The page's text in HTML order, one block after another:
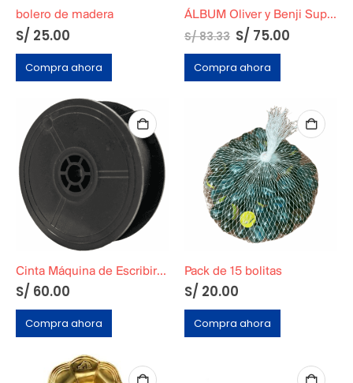
bolero de madera
S/ 25.00
Compra ahora
ÁLBUM Oliver y Benji SuperCampeones en Tapa Dura
S/83.33 S/ 75.00
Compra ahora
Cinta Máquina de Escribir 5 metros
S/ 60.00
Compra ahora
Pack de 15 bolitas
S/ 20.00
Compra ahora